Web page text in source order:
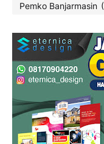
Pemko Banjarmasin